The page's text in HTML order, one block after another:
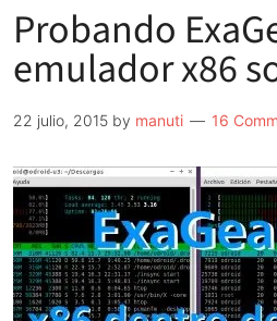
tamaño
los
Sistemas
y
las
microSD
Probando
emulador x86
22 julio, 2015 by manuti 16